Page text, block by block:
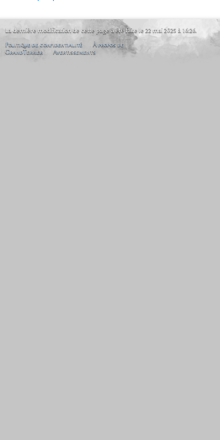
La dernière modification de cette page a été faite le 22 mai 2025 à 16:26.
Politique de confidentialité
À propos de
GrandTerrier
Avertissements